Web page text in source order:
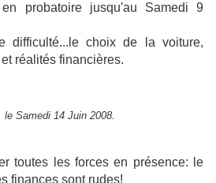
probatoire jusqu'au Samedi 9
difficulté...le choix de la voiture,
réalités financières.
Samedi 14 Juin 2008.
toutes les forces en présence: le
finances sont rudes!